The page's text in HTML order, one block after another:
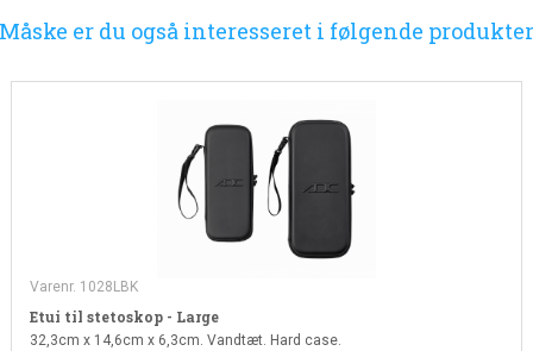
Måske er du også interesseret i følgende produkter
Varenr. 1028LBK
Etui til stetoskop - Large
32,3cm x 14,6cm x 6,3cm. Vandtæt. Hard case.